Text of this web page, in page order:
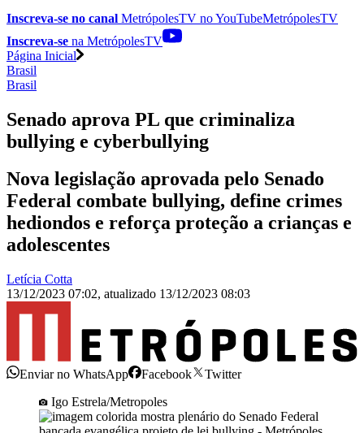
Inscreva-se no canal MetrópolesTV noYouTubeMetrópolesTV
Inscreva-se na MetrópolesTV
Página Inicial
Brasil
Brasil
Senado aprova PL que criminaliza
bullying e cyberbullying
Nova legislação aprovada pelo Senado
Federal combate bullying, define crimes
hediondos e reforça proteção a crianças e
adolescentes
Letícia Cotta
13/12/2023 07:02, atualizado 13/12/2023 08:03
Enviar no WhatsApp Facebook
Twitter
Igo Estrela/Metropoles